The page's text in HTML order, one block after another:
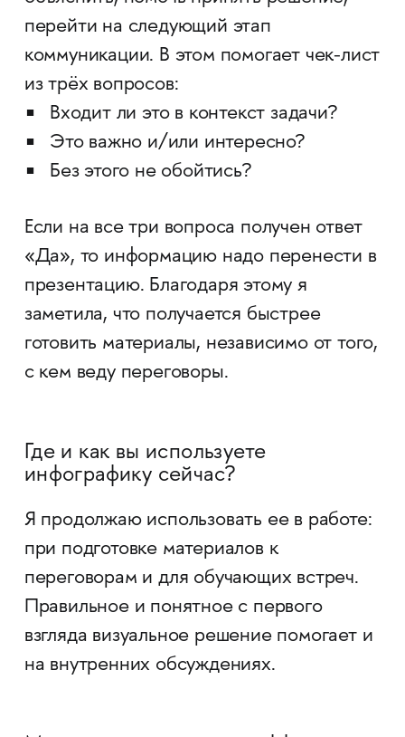
перейти на следующий этап
коммуникации. В этом помогает чек-лист
из трёх вопросов:
Входит ли это в контекст задачи?
Это важно и/или интересно?
Без этого не обойтись?
Если на все три вопроса получен ответ
«Да», то информацию надо перенести в
презентацию. Благодаря этому я
заметила, что получается быстрее
готовить материалы, независимо от того,
с кем веду переговоры.
Где и как вы используете
инфографику сейчас?
Я продолжаю использовать ее в работе:
при подготовке материалов к
переговорам и для обучающих встреч.
Правильное и понятное с первого
взгляда визуальное решение помогает и
на внутренних обсуждениях.